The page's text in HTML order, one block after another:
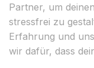
Partner, um deinen
stressfrei zu
Erfahrung und
wir dafür, dass